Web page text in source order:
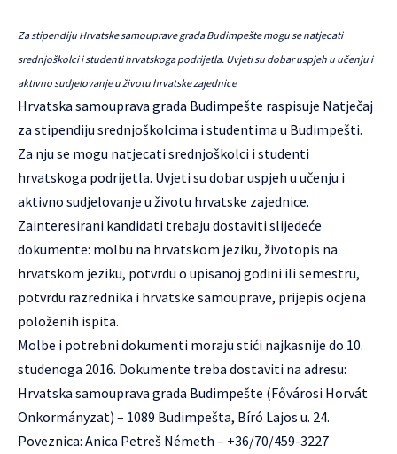
Za stipendiju Hrvatske samouprave grada Budimpešte mogu se natjecati
srednjoškolci i studenti hrvatskoga podrijetla. Uvjeti su dobar uspjeh u učenju i
aktivno sudjelovanje u životu hrvatske zajednice
Hrvatska samouprava grada Budimpešte raspisuje Natječaj
za stipendiju srednjoškolcima i studentima u Budimpešti.
Za nju se mogu natjecati srednjoškolci i studenti
hrvatskoga podrijetla. Uvjeti su dobar uspjeh u učenju i
aktivno sudjelovanje u životu hrvatske zajednice.
Zainteresirani kandidati trebaju dostaviti slijedeće
dokumente: molbu na hrvatskom jeziku, životopis na
hrvatskom jeziku, potvrdu o upisanoj godini ili semestru,
potvrdu razrednika i hrvatske samouprave, prijepis ocjena
položenih ispita.
Molbe i potrebni dokumenti moraju stići najkasnije do 10.
studenoga 2016. Dokumente treba dostaviti na adresu:
Hrvatska samouprava grada Budimpešte (Fővárosi Horvát
Önkormányzat) – 1089 Budimpešta, Bíró Lajos u. 24.
Poveznica: Anica Petreš Németh – +36/70/459-3227